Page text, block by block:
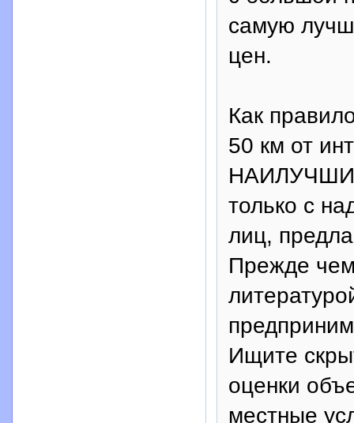
самую
цен.
Как
50 км от
только с
лиц,
Прежде чем
Ищите
оценки
местные